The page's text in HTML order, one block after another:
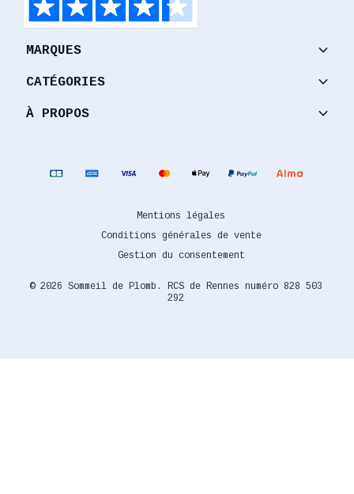
MARQUES keyboard_arrow_down
CATÉGORIES keyboard_arrow_down
À PROPOS keyboard_arrow_down
© 2026 Sommeil de Plomb. RCS de Rennes numéro 828 503
292
Mentions légales
Conditions générales de vente
Gestion du consentement